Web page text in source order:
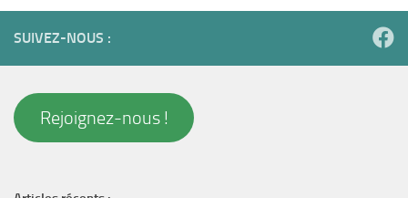
SUIVEZ-NOUS :
Rejoignez-nous !